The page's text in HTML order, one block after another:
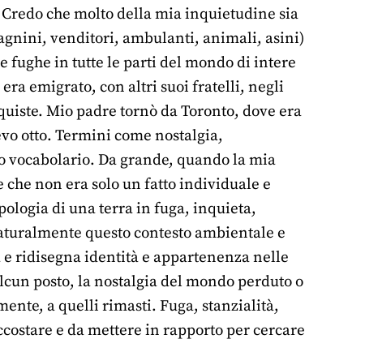
che molto della mia inquietudine sia
venditori, ambulanti, animali, asini)
fughe in tutte le parti del mondo di intere
emigrato, con altri suoi fratelli, negli
Mio padre tornò da Toronto, dove era
otto. Termini come nostalgia,
Da grande, quando la mia
non era solo un fatto individuale e
di una terra in fuga, inquieta,
questo contesto ambientale e
ridisegna identità e appartenenza nelle
posto, la nostalgia del mondo perduto o
a quelli rimasti. Fuga, stanzialità,
e da mettere in rapporto per cercare